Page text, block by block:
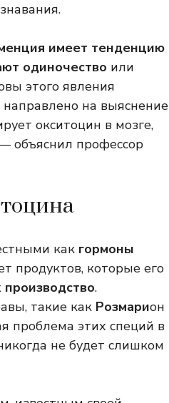
имеет тенденцию
одиночество или
этого явления
на выяснение
окситоцин в мозге,
объяснил профессор
как гормоны
продуктов, которые его
производство.
такие как Розмарион
проблема этих специй в
не будет слишком